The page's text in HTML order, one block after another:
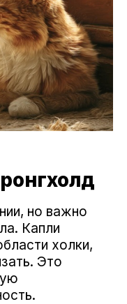
но важно
Капли
холки,
Это